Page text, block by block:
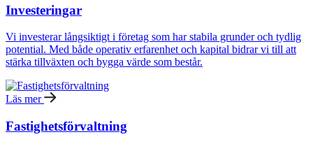
Investeringar
Vi investerar långsiktigt i företag som har stabila grunder och tydlig
potential. Med både operativ erfarenhet och kapital bidrar vi till att
stärka tillväxten och bygga värde som består.
Läs mer
Fastighetsförvaltning